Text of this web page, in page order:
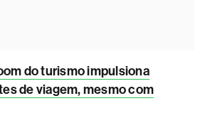
do turismo impulsiona
de viagem, mesmo com